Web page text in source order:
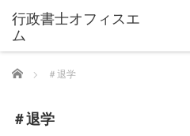
Home ＃退学
＃退学